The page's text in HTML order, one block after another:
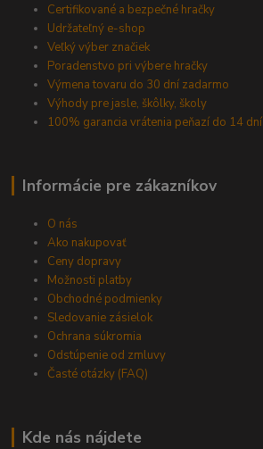
Certifikované a bezpečné hračky
Udržateľný e-shop
Veľký výber značiek
Poradenstvo pri výbere hračky
Výmena tovaru do 30 dní zadarmo
Výhody pre jasle, škôlky, školy
100% garancia vrátenia peňazí do 14 dní
Informácie pre zákazníkov
O nás
Ako nakupovať
Ceny dopravy
Možnosti platby
Obchodné podmienky
Sledovanie zásielok
Ochrana súkromia
Odstúpenie od zmluvy
Časté otázky (FAQ)
Kde nás nájdete